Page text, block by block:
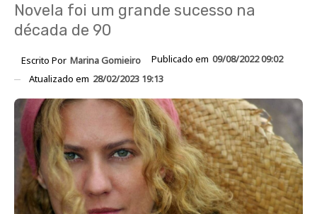
Novela foi um grande sucesso na
década de 90
Escrito Por Marina Gomieiro Publicado em 09/08/2022 09:02
Atualizado em 28/02/2023 19:13